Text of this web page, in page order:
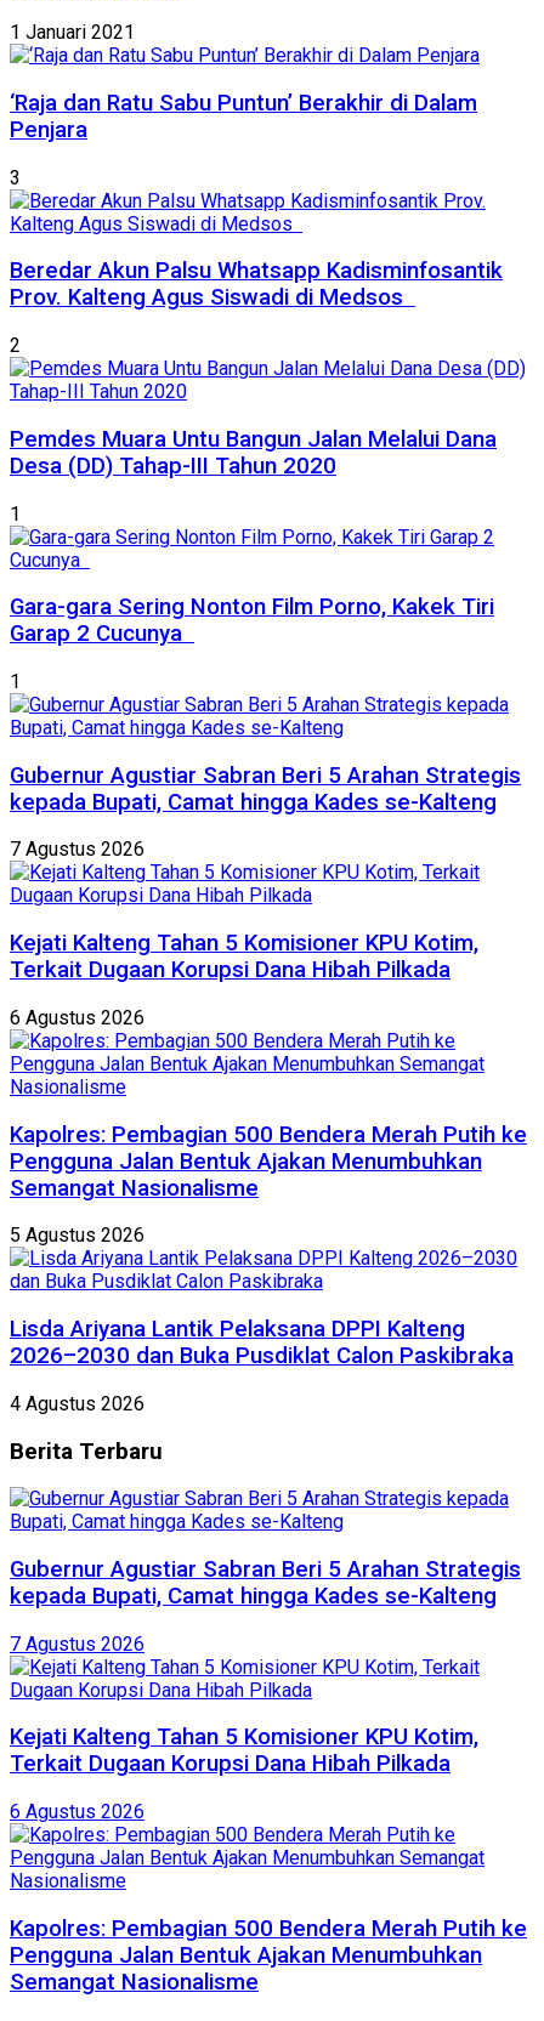
1 Januari 2021
‘Raja dan Ratu Sabu Puntun’ Berakhir di Dalam
Penjara
3
Beredar Akun Palsu Whatsapp Kadisminfosantik
Prov. Kalteng Agus Siswadi di Medsos
2
Pemdes Muara Untu Bangun Jalan Melalui Dana
Desa (DD) Tahap-III Tahun 2020
1
Gara-gara Sering Nonton Film Porno, Kakek Tiri
Garap 2 Cucunya
1
Gubernur Agustiar Sabran Beri 5 Arahan Strategis
kepada Bupati, Camat hingga Kades se-Kalteng
7 Agustus 2026
Kejati Kalteng Tahan 5 Komisioner KPU Kotim,
Terkait Dugaan Korupsi Dana Hibah Pilkada
6 Agustus 2026
Kapolres: Pembagian 500 Bendera Merah Putih ke
Pengguna Jalan Bentuk Ajakan Menumbuhkan
Semangat Nasionalisme
5 Agustus 2026
Lisda Ariyana Lantik Pelaksana DPPI Kalteng
2026–2030 dan Buka Pusdiklat Calon Paskibraka
4 Agustus 2026
Berita Terbaru
Gubernur Agustiar Sabran Beri 5 Arahan Strategis
kepada Bupati, Camat hingga Kades se-Kalteng
7 Agustus 2026
Kejati Kalteng Tahan 5 Komisioner KPU Kotim,
Terkait Dugaan Korupsi Dana Hibah Pilkada
6 Agustus 2026
Kapolres: Pembagian 500 Bendera Merah Putih ke
Pengguna Jalan Bentuk Ajakan Menumbuhkan
Semangat Nasionalisme